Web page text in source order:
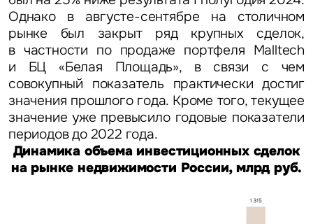
Однако в августе-сентябре на столичном
рынке был закрыт ряд крупных сделок,
в частности по продаже портфеля Malltech
и БЦ «Белая Площадь», в связи с чем
совокупный показатель практически достиг
значения прошлого года. Кроме того, текущее
значение уже превысило годовые показатели
периодов до 2022 года.
Динамика объема инвестиционных сделок
на рынке недвижимости России, млрд руб.